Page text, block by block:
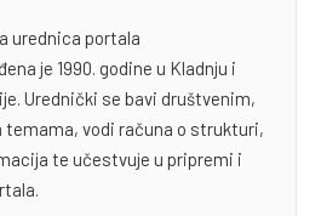
urednica portala
je 1990. godine u Kladnju i
Urednički se bavi društvenim,
vodi računa o strukturi,
te učestvuje u pripremi i